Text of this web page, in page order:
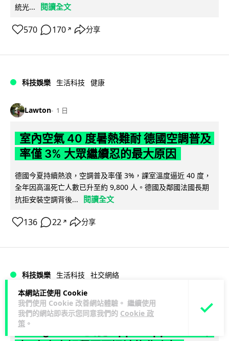
本網站正使用 Cookie
我們使用 Cookie 改善網站體驗。 繼續使用
我們的網站即表示您同意我們的 Cookie 政
策 。
統光...
閱讀全文
570 170 ↗ 分享
科技娛樂 生活科技 健康
Lawton 1 日
室內空氣 40 度暑熱難耐 德國空調普及
率僅 3% 大眾繼續忍的最大原因
德國今夏持續熱浪，空調普及率僅 3%，課室溫度逼近 40 度，
全年因高溫死亡人數已升至約 9,800 人。德國及鄰國法國長期
抗拒安裝空調背後...
閱讀全文
136 22 ↗ 分享
科技娛樂 生活科技 社交網絡
Lawton 1 日
Telegram 一度從 Apple App Store 下